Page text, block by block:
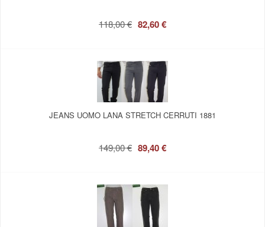
118,00 € 82,60 €
JEANS UOMO LANA STRETCH CERRUTI 1881
149,00 € 89,40 €